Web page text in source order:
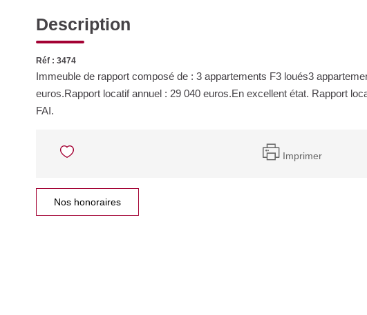
Description
Réf : 3474
Immeuble de rapport composé de : 3 appartements F3 loués3
euros.Rapport locatif annuel : 29 040 euros.En excellent état. Rapport
FAI.
Imprimer
Nos honoraires